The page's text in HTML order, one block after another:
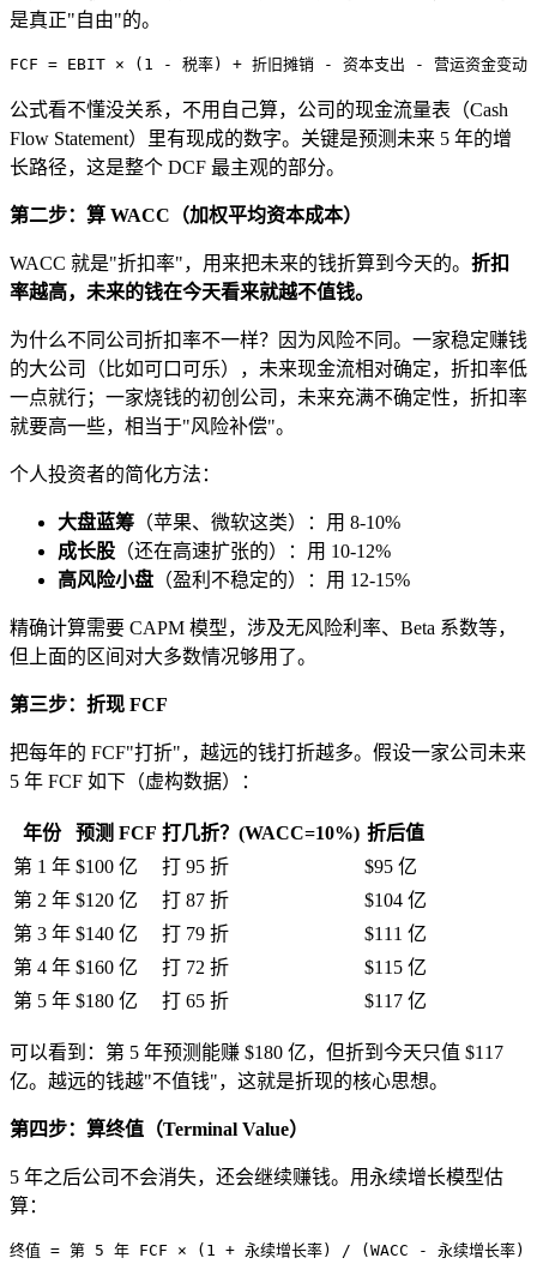
是真正"自由"的。
公式看不懂没关系，不用自己算，公司的现金流量表（Cash
Flow Statement）里有现成的数字。关键是预测未来 5 年的增
长路径，这是整个 DCF 最主观的部分。
第二步：算 WACC（加权平均资本成本）
WACC 就是"折扣率"，用来把未来的钱折算到今天的。 折扣
率越高，未来的钱在今天看来就越不值钱。
为什么不同公司折扣率不一样？因为风险不同。一家稳定赚钱
的大公司（比如可口可乐），未来现金流相对确定，折扣率低
一点就行；一家烧钱的初创公司，未来充满不确定性，折扣率
就要高一些，相当于"风险补偿"。
个人投资者的简化方法：
大盘蓝筹 （苹果、微软这类）：用 8-10%
成长股 （还在高速扩张的）：用 10-12%
高风险小盘 （盈利不稳定的）：用 12-15%
精确计算需要 CAPM 模型，涉及无风险利率、Beta 系数等，
但上面的区间对大多数情况够用了。
第三步：折现 FCF
把每年的 FCF"打折"，越远的钱打折越多。假设一家公司未来
5 年 FCF 如下（虚构数据）：
年份 预测 FCF 打几折？(WACC=10%) 折后值
第 1 年 $100 亿 打 95 折
$95 亿
第 2 年 $120 亿 打 87 折
$104 亿
第 3 年 $140 亿 打 79 折
$111 亿
第 4 年 $160 亿 打 72 折
$115 亿
第 5 年 $180 亿 打 65 折 $117 亿
可以看到：第 5 年预测能赚 $180 亿，但折到今天只值 $117
亿。越远的钱越"不值钱"，这就是折现的核心思想。
第四步：算终值（Terminal Value）
5 年之后公司不会消失，还会继续赚钱。用永续增长模型估
算：